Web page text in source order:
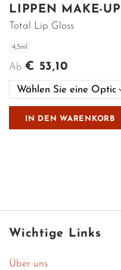
LIPPEN MAKE-UP
Total Lip Gloss
4,5ml
Ab € 53,10
IN DEN WARENKORB
Wichtige Links
Über uns